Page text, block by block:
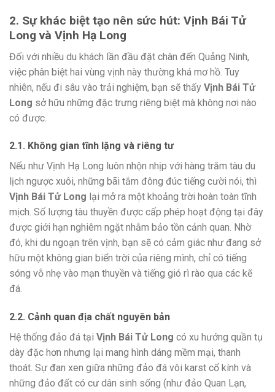
2. Sự khác biệt tạo nên sức hút: Vịnh Bái Tử
Long và Vịnh Hạ Long
Đối với nhiều du khách lần đầu đặt chân đến Quảng Ninh,
việc phân biệt hai vùng vịnh này thường khá mơ hồ. Tuy
nhiên, nếu đi sâu vào trải nghiệm, bạn sẽ thấy Vịnh Bái Tử
Long sở hữu những đặc trưng riêng biệt mà không nơi nào
có được.
2.1. Không gian tĩnh lặng và riêng tư
Nếu như Vịnh Hạ Long luôn nhộn nhịp với hàng trăm tàu du
lịch ngược xuôi, những bãi tắm đông đúc tiếng cười nói, thì
Vịnh Bái Tử Long lại mở ra một khoảng trời hoàn toàn tĩnh
mịch. Số lượng tàu thuyền được cấp phép hoạt động tại đây
được giới hạn nghiêm ngặt nhằm bảo tồn cảnh quan. Nhờ
đó, khi du ngoạn trên vịnh, bạn sẽ có cảm giác như đang sở
hữu một không gian biển trời của riêng mình, chỉ có tiếng
sóng vỗ nhẹ vào mạn thuyền và tiếng gió rì rào qua các kẽ
đá.
2.2. Cảnh quan địa chất nguyên bản
Hệ thống đảo đá tại Vịnh Bái Tử Long có xu hướng quần tụ
dày đặc hơn nhưng lại mang hình dáng mềm mại, thanh
thoát. Sự đan xen giữa những đảo đá vôi karst cổ kính và
những đảo đất có cư dân sinh sống (như đảo Quan Lạn,